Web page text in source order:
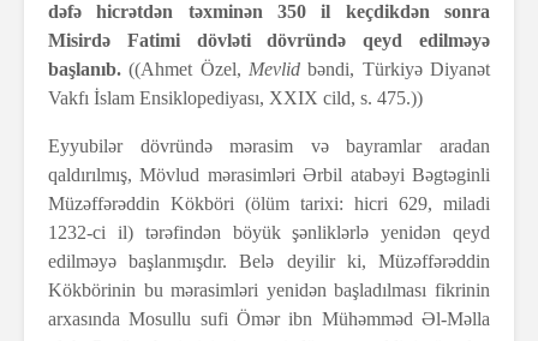
dəfə hicrətdən təxminən 350 il keçdikdən sonra
Misirdə Fatimi dövləti dövründə qeyd edilməyə
başlanıb. ((Ahmet Özel, Mevlidbəndi, Türkiyə Diyanət
Vakfı İslam Ensiklopediyası, XXIX cild, s. 475.))
Eyyubilər dövründə mərasim və bayramlar aradan
qaldırılmış, Mövlud mərasimləri Ərbil atabəyi Bəgtəginli
Müzəffərəddin Kökböri (ölüm tarixi: hicri 629, miladi
1232-ci il) tərəfindən böyük şənliklərlə yenidən qeyd
edilməyə başlanmışdır. Belə deyilir ki, Müzəffərəddin
Kökbörinin bu mərasimləri yenidən başladılması fikrinin
arxasında Mosullu sufi Ömər ibn Mühəmməd Əl-Məlla